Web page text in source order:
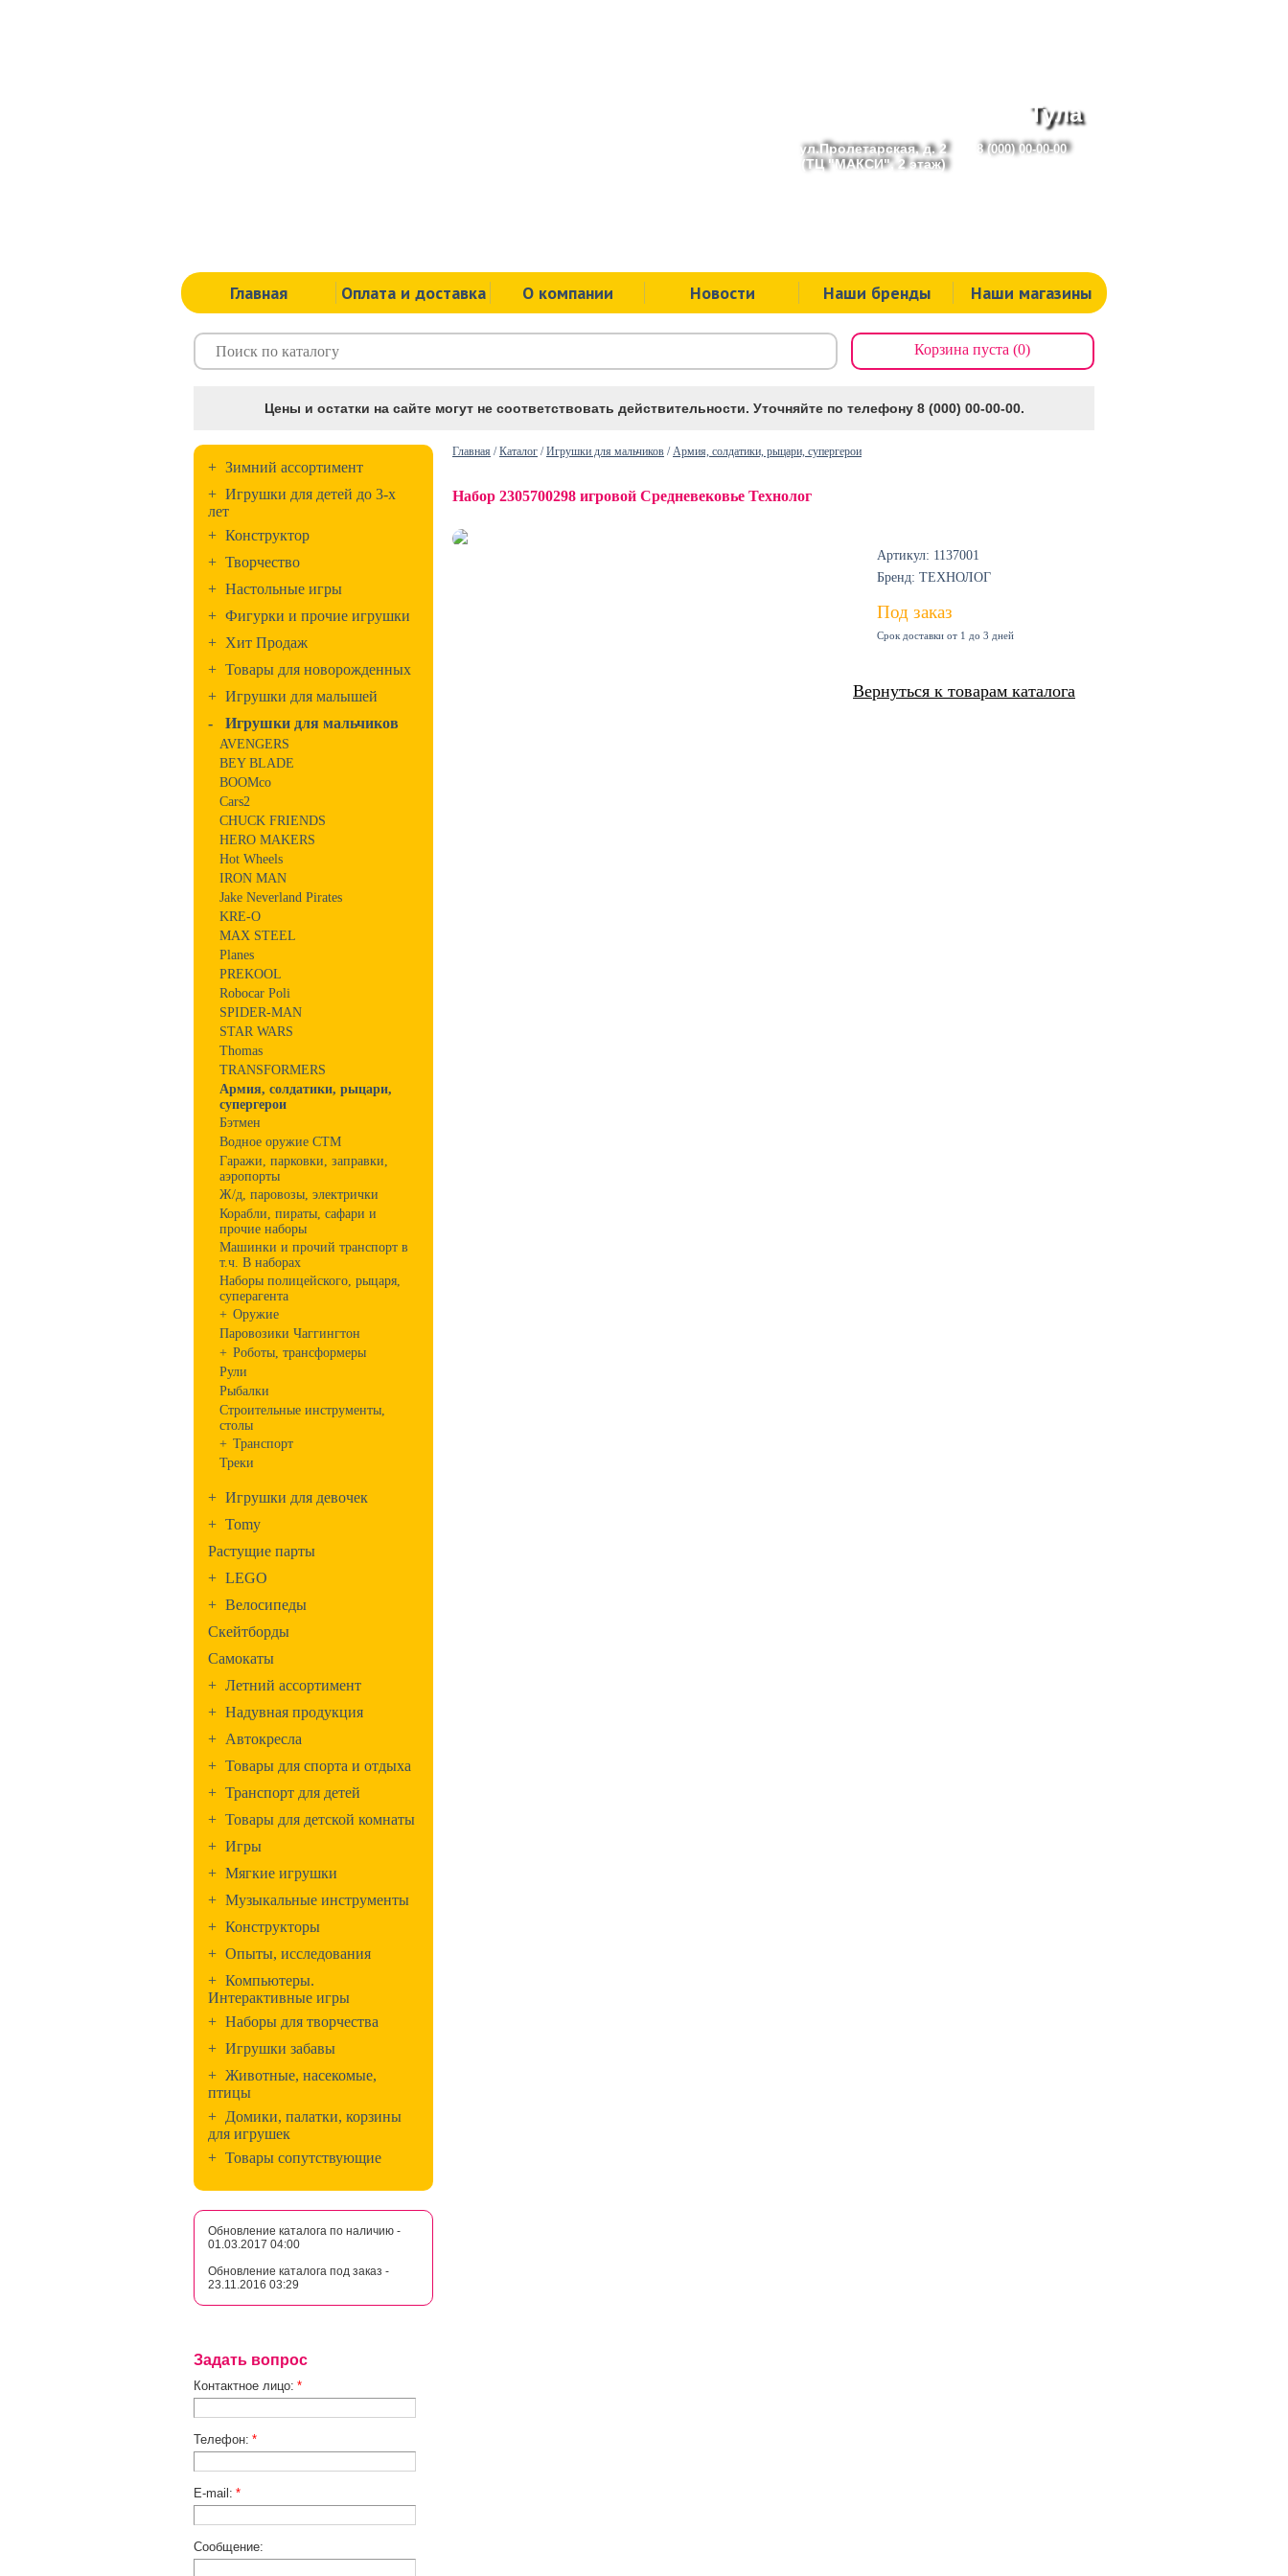
Тула
ул.Пролетарская, д. 2
(ТЦ "МАКСИ", 2 этаж)
8 (000) 00-00-00
Главная Оплата и доставка О компании Новости Наши бренды Наши магазины
Корзина пуста (0)
Цены и остатки на сайте могут не соответствовать действительности. Уточняйте по телефону 8 (000) 00-00-00.
+ Зимний ассортимент
+ Игрушки для детей до 3-х
лет
+ Конструктор
+ Творчество
+ Настольные игры
+ Фигурки и прочие игрушки
+ Хит Продаж
+ Товары для новорожденных
+ Игрушки для малышей
-
Игрушки для мальчиков
AVENGERS
BEY BLADE
BOOMco
Cars2
CHUCK FRIENDS
HERO MAKERS
Hot Wheels
IRON MAN
Jake Neverland Pirates
KRE-O
MAX STEEL
Planes
PREKOOL
Robocar Poli
SPIDER-MAN
STAR WARS
Thomas
TRANSFORMERS
Армия, солдатики, рыцари,
супергерои
Бэтмен
Водное оружие СТМ
Гаражи, парковки, заправки,
аэропорты
Ж/д, паровозы, электрички
Корабли, пираты, сафари и
прочие наборы
Машинки и прочий транспорт в
т.ч. В наборах
Наборы полицейского, рыцаря,
суперагента
+ Оружие
Паровозики Чаггингтон
+ Роботы, трансформеры
Рули
Рыбалки
Строительные инструменты,
столы
+ Транспорт
Треки
+ Игрушки для девочек
+ Tomy
Растущие парты
+ LEGO
+ Велосипеды
Скейтборды
Самокаты
+ Летний ассортимент
+ Надувная продукция
+ Автокресла
+ Товары для спорта и отдыха
+ Транспорт для детей
+ Товары для детской комнаты
+ Игры
+ Мягкие игрушки
+ Музыкальные инструменты
+ Конструкторы
+ Опыты, исследования
+ Компьютеры.
Интерактивные игры
+ Наборы для творчества
+ Игрушки забавы
+ Животные, насекомые,
птицы
+ Домики, палатки, корзины
для игрушек
+ Товары сопутствующие
Обновление каталога по наличию -
01.03.2017 04:00
Обновление каталога под заказ -
23.11.2016 03:29
Задать вопрос
Контактное лицо: *
Телефон: *
E-mail: *
Сообщение:
Главная /Каталог /Игрушки для мальчиков /Армия, солдатики, рыцари, супергерои
Набор 2305700298 игровой Средневековье Технолог
Артикул: 1137001
Бренд: ТЕХНОЛОГ
Под заказ
Срок доставки от 1 до 3 дней
Вернуться к товарам каталога